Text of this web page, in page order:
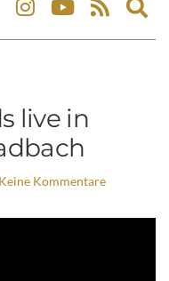
live in
Keine Kommentare